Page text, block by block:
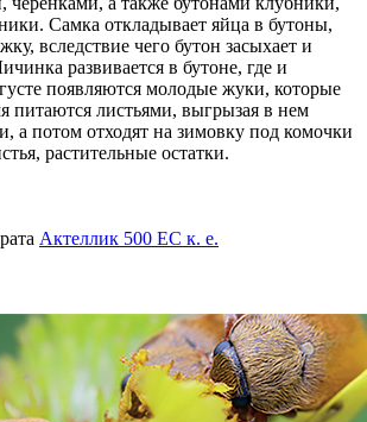
Самка откладывает яйца в бутоны,
вследствие чего бутон засыхает и
развивается в бутоне, где и
появляются молодые жуки, которые
питаются листьями, выгрызая в нем
а потом отходят на зимовку под комочки
растительные остатки.
Актеллик 500 ЕС к. е.